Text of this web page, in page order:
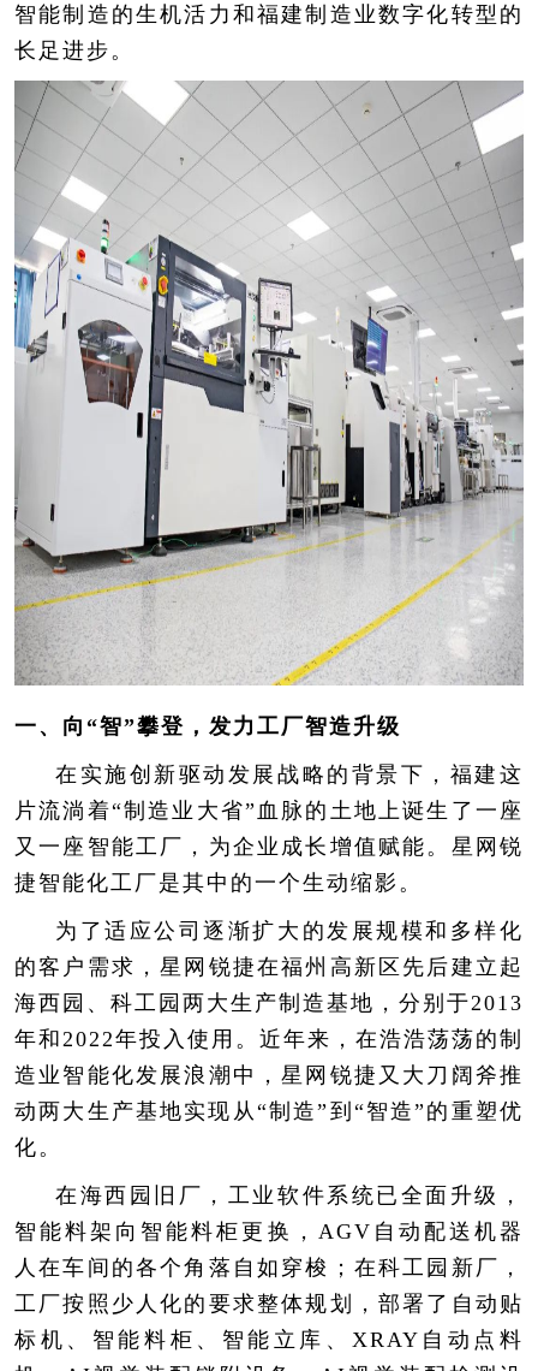
智能制造的生机活力和福建制造业数字化转型的
长足进步。
一、向“智”攀登，发力工厂智造升级
在实施创新驱动发展战略的背景下，福建这
片流淌着“制造业大省”血脉的土地上诞生了一座
又一座智能工厂，为企业成长增值赋能。星网锐
捷智能化工厂是其中的一个生动缩影。
为了适应公司逐渐扩大的发展规模和多样化
的客户需求，星网锐捷在福州高新区先后建立起
海西园、科工园两大生产制造基地，分别于2013
年和2022年投入使用。近年来，在浩浩荡荡的制
造业智能化发展浪潮中，星网锐捷又大刀阔斧推
动两大生产基地实现从“制造”到“智造”的重塑优
化。
在海西园旧厂，工业软件系统已全面升级，
智能料架向智能料柜更换，AGV自动配送机器
人在车间的各个角落自如穿梭；在科工园新厂，
工厂按照少人化的要求整体规划，部署了自动贴
标机、智能料柜、智能立库、XRAY自动点料